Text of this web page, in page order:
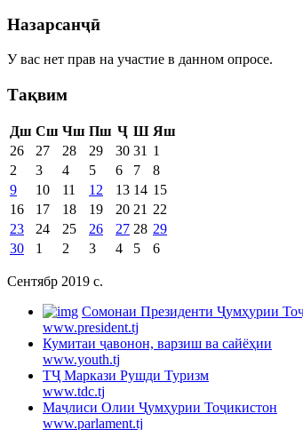
Назарсанҷӣ
У вас нет прав на участие в данном опросе.
Тақвим
Дш Сш Чш Пш Ҷ Ш Яш
26
27 28 29 30 31 1
2
3 4 5 6 7
8
9
10 11 12 13 14 15
16
17 18 19 20 21 22
23
24 25 26 27 28 29
30
1 2 3 4 5 6
Сентябр 2019 c.
Cомонаи Президенти Ҷумҳурии
www.president.tj
Кумитаи ҷавонон, варзиш ва сайёҳии
www.youth.tj
ТҶ Маркази Рушди Туризм
www.tdc.tj
Маҷлиси Олии Ҷумҳурии Тоҷикистон
www.parlament.tj